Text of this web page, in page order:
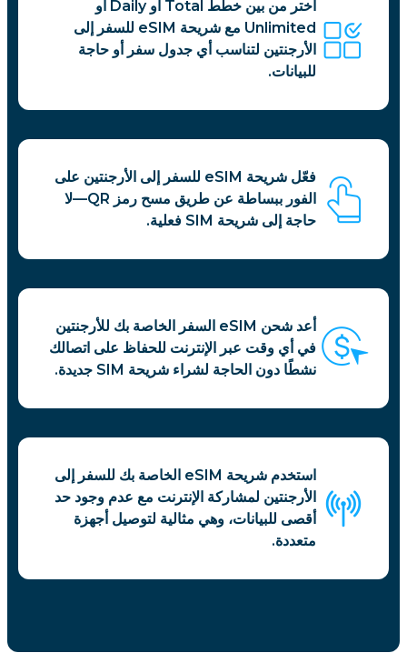
اختر من بين خطط Total أو Daily أو
Unlimited مع شريحة eSIM للسفر إلى
الأرجنتين لتناسب أي جدول سفر أو حاجة
للبيانات.
فعّل شريحة eSIM للسفر إلى الأرجنتين على
الفور ببساطة عن طريق مسح رمز QR—لا
حاجة إلى شريحة SIM فعلية.
أعد شحن eSIM السفر الخاصة بك للأرجنتين
في أي وقت عبر الإنترنت للحفاظ على اتصالك
نشطًا دون الحاجة لشراء شريحة SIM جديدة.
استخدم شريحة eSIM الخاصة بك للسفر إلى
الأرجنتين لمشاركة الإنترنت مع عدم وجود حد
أقصى للبيانات، وهي مثالية لتوصيل أجهزة
متعددة.